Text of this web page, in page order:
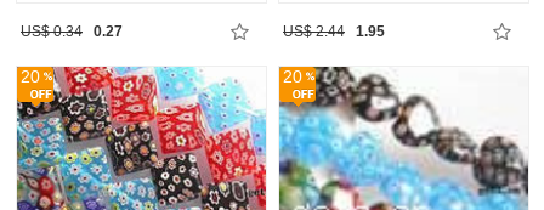
US$ 0.34 0.27 US$ 2.44 1.95
20 20